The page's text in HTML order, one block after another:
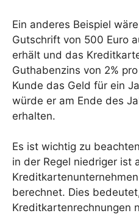
Ein anderes Beispiel
Gutschrift von 500 Euro
erhält und das
Guthabenzins von 2%
Kunde das Geld für ein
würde er am Ende des
erhalten.
Es ist wichtig zu
in der Regel niedriger ist
berechnet. Dies
Kreditkartenrechnungen